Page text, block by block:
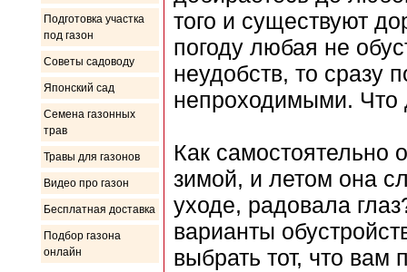
Подготовка участка
под газон
Советы садоводу
Японский сад
Семена газонных
трав
Травы для газонов
Видео про газон
Бесплатная доставка
Подбор газона
онлайн
того и существуют
погоду любая не
неудобств, то сразу
непроходимыми. Что
Как самостоятельно
зимой, и летом она
уходе, радовала
варианты
выбрать тот, что